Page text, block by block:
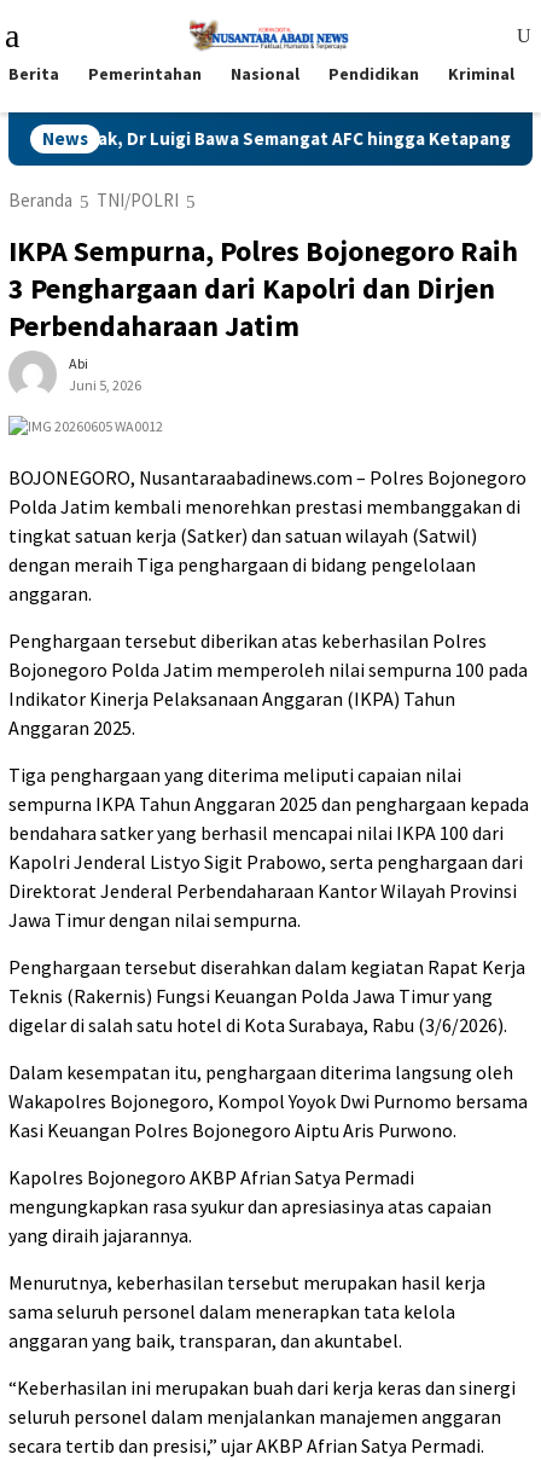
ke
Mobile
Berita Pemerintahan Nasional Pendidikan Kriminal
News
Semangat AFC hingga Ketapang Naga Jawa Timur
Beranda TNI/POLRI
IKPA Sempurna, Polres Bojonegoro Raih
3 Penghargaan dari Kapolri dan Dirjen
Perbendaharaan Jatim
Abi
Juni 5, 2026
BOJONEGORO, Nusantaraabadinews.com – Polres Bojonegoro
Polda Jatim kembali menorehkan prestasi membanggakan di
tingkat satuan kerja (Satker) dan satuan wilayah (Satwil)
dengan meraih Tiga penghargaan di bidang pengelolaan
anggaran.
Penghargaan tersebut diberikan atas keberhasilan Polres
Bojonegoro Polda Jatim memperoleh nilai sempurna 100 pada
Indikator Kinerja Pelaksanaan Anggaran (IKPA) Tahun
Anggaran 2025.
Tiga penghargaan yang diterima meliputi capaian nilai
sempurna IKPA Tahun Anggaran 2025 dan penghargaan kepada
bendahara satker yang berhasil mencapai nilai IKPA 100 dari
Kapolri Jenderal Listyo Sigit Prabowo, serta penghargaan dari
Direktorat Jenderal Perbendaharaan Kantor Wilayah Provinsi
Jawa Timur dengan nilai sempurna.
Penghargaan tersebut diserahkan dalam kegiatan Rapat Kerja
Teknis (Rakernis) Fungsi Keuangan Polda Jawa Timur yang
digelar di salah satu hotel di Kota Surabaya, Rabu (3/6/2026).
Dalam kesempatan itu, penghargaan diterima langsung oleh
Wakapolres Bojonegoro, Kompol Yoyok Dwi Purnomo bersama
Kasi Keuangan Polres Bojonegoro Aiptu Aris Purwono.
Kapolres Bojonegoro AKBP Afrian Satya Permadi
mengungkapkan rasa syukur dan apresiasinya atas capaian
yang diraih jajarannya.
Menurutnya, keberhasilan tersebut merupakan hasil kerja
sama seluruh personel dalam menerapkan tata kelola
anggaran yang baik, transparan, dan akuntabel.
“Keberhasilan ini merupakan buah dari kerja keras dan sinergi
seluruh personel dalam menjalankan manajemen anggaran
secara tertib dan presisi,” ujar AKBP Afrian Satya Permadi.